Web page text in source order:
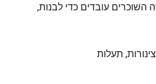
השוכרים עובדים כדי לבנות,
תעלות